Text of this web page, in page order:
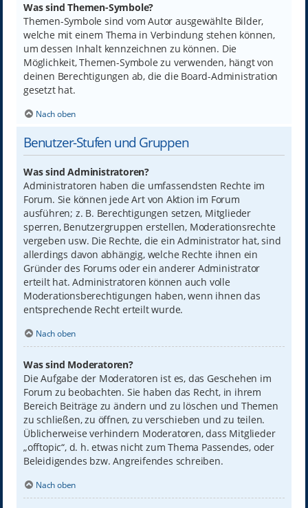
Was sind Themen-Symbole?
Themen-Symbole sind vom Autor ausgewählte Bilder,
welche mit einem Thema in Verbindung stehen können,
um dessen Inhalt kennzeichnen zu können. Die
Möglichkeit, Themen-Symbole zu verwenden, hängt von
deinen Berechtigungen ab, die die Board-Administration
gesetzt hat.
Nach oben
Benutzer-Stufen und Gruppen
Was sind Administratoren?
Administratoren haben die umfassendsten Rechte im
Forum. Sie können jede Art von Aktion im Forum
ausführen; z. B. Berechtigungen setzen, Mitglieder
sperren, Benutzergruppen erstellen, Moderationsrechte
vergeben usw. Die Rechte, die ein Administrator hat, sind
allerdings davon abhängig, welche Rechte ihnen ein
Gründer des Forums oder ein anderer Administrator
erteilt hat. Administratoren können auch volle
Moderationsberechtigungen haben, wenn ihnen das
entsprechende Recht erteilt wurde.
Nach oben
Was sind Moderatoren?
Die Aufgabe der Moderatoren ist es, das Geschehen im
Forum zu beobachten. Sie haben das Recht, in ihrem
Bereich Beiträge zu ändern und zu löschen und Themen
zu schließen, zu öffnen, zu verschieben und zu teilen.
Üblicherweise verhindern Moderatoren, dass Mitglieder
„offtopic“, d. h. etwas nicht zum Thema Passendes, oder
Beleidigendes bzw. Angreifendes schreiben.
Nach oben